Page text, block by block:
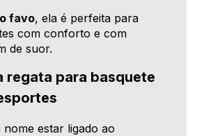
favo, ela é perfeita para
com conforto e com
de suor.
regata para basquete
estar ligado ao